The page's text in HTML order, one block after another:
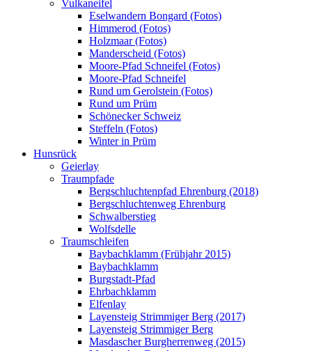
Vulkaneifel
Eselwandern Bongard (Fotos)
Himmerod (Fotos)
Holzmaar (Fotos)
Manderscheid (Fotos)
Moore-Pfad Schneifel (Fotos)
Moore-Pfad Schneifel
Rund um Gerolstein (Fotos)
Rund um Prüm
Schönecker Schweiz
Steffeln (Fotos)
Winter in Prüm
Hunsrück
Geierlay
Traumpfade
Bergschluchtenpfad Ehrenburg (2018)
Bergschluchtenweg Ehrenburg
Schwalberstieg
Wolfsdelle
Traumschleifen
Baybachklamm (Frühjahr 2015)
Baybachklamm
Burgstadt-Pfad
Ehrbachklamm
Elfenlay
Layensteig Strimmiger Berg (2017)
Layensteig Strimmiger Berg
Masdascher Burgherrenweg (2015)